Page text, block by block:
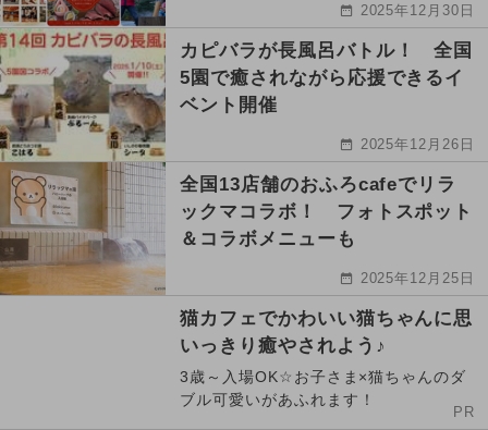
2025年12月30日
カピバラが長風呂バトル！ 全国
5園で癒されながら応援できるイ
ベント開催
2025年12月26日
全国13店舗のおふろcafeでリラ
ックマコラボ！ フォトスポット
＆コラボメニューも
2025年12月25日
猫カフェでかわいい猫ちゃんに思
いっきり癒やされよう♪
3歳～入場OK☆お子さま×猫ちゃんのダ
ブル可愛いがあふれます！
PR